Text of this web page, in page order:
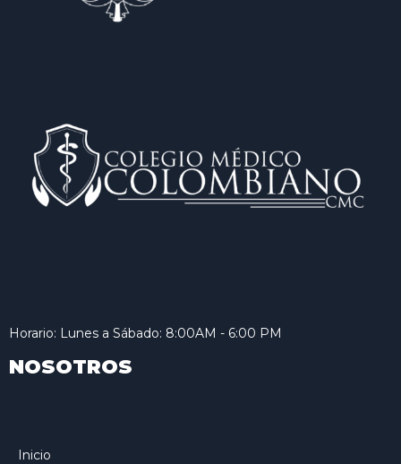
Horario: Lunes a Sábado: 8:00AM - 6:00 PM
NOSOTROS
Inicio